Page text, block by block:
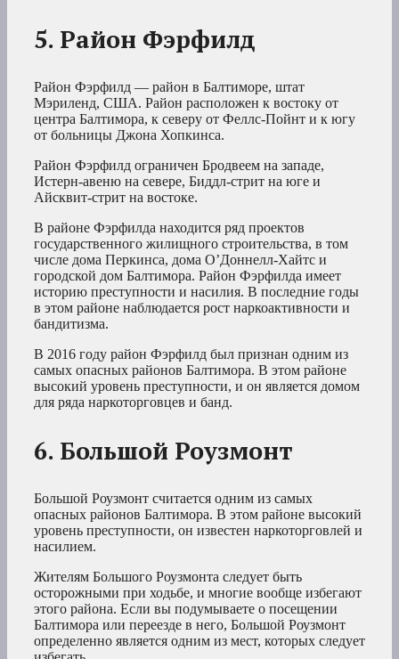
5. Район Фэрфилд
Район Фэрфилд — район в Балтиморе, штат
Мэриленд, США. Район расположен к востоку от
центра Балтимора, к северу от Феллс-Пойнт и к югу
от больницы Джона Хопкинса.
Район Фэрфилд ограничен Бродвеем на западе,
Истерн-авеню на севере, Биддл-стрит на юге и
Айсквит-стрит на востоке.
В районе Фэрфилда находится ряд проектов
государственного жилищного строительства, в том
числе дома Перкинса, дома О’Доннелл-Хайтс и
городской дом Балтимора. Район Фэрфилда имеет
историю преступности и насилия. В последние годы
в этом районе наблюдается рост наркоактивности и
бандитизма.
В 2016 году район Фэрфилд был признан одним из
самых опасных районов Балтимора. В этом районе
высокий уровень преступности, и он является домом
для ряда наркоторговцев и банд.
6. Большой Роузмонт
Большой Роузмонт считается одним из самых
опасных районов Балтимора. В этом районе высокий
уровень преступности, он известен наркоторговлей и
насилием.
Жителям Большого Роузмонта следует быть
осторожными при ходьбе, и многие вообще избегают
этого района. Если вы подумываете о посещении
Балтимора или переезде в него, Большой Роузмонт
определенно является одним из мест, которых следует